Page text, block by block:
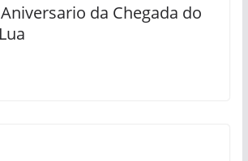
Aniversario da Chegada do